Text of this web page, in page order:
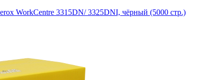
WorkCentre 3315DN/ 3325DNI, чёрный (5000 стр.)